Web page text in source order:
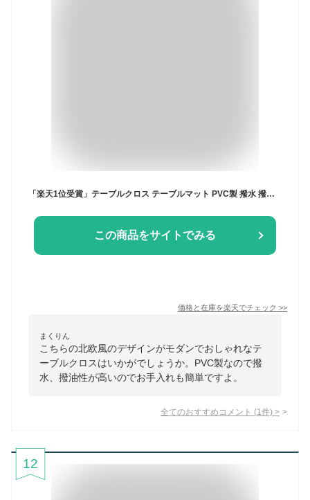
「楽天1位受賞」テーブルクロス テーブルマット PVC製 撥水 撥油 北欧 汚れ防止 家庭用 業務用 サイズ別 正方形 長方形 チェック柄 デスクマット ビニール デスクマット 食卓カバー 家庭用 業務用 お手入れ簡単 テーブルマット 敷物 おしゃれ
この商品をサイトでみる
価格と在庫を楽天でチェック >>
まくりん
こちらの北欧風のデザインがモダンでおしゃれなテ
ーブルクロスはいかがでしょうか。PVC製なので撥
水、撥油性が高いのでお手入れも簡単ですよ。
全てのおすすめコメント (1 件) >
12